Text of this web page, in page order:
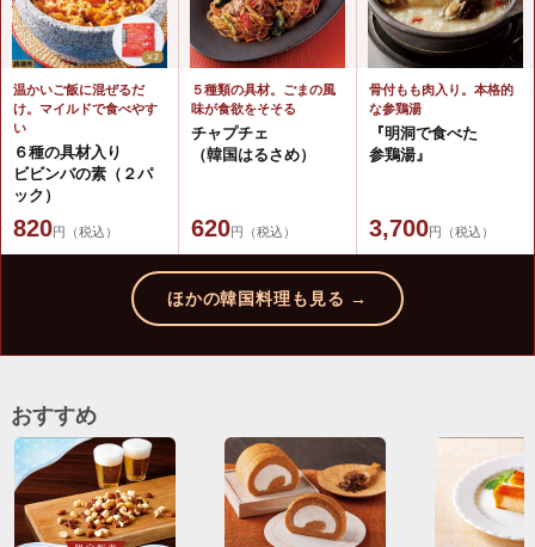
温かいご飯に混ぜるだ
け。マイルドで食べやす
い
６種の具材入り
ビビンバの素（２パ
ック）
820円（税込）
５種類の具材。ごまの風
味が食欲をそそる
チャプチェ
（韓国はるさめ）
620円（税込）
骨付もも肉入り。本格的
な参鶏湯
『明洞で食べた
参鶏湯』
3,700円（税込）
ほかの韓国料理も見る →
おすすめ